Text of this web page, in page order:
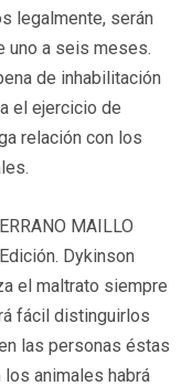
legalmente, serán
uno a seis meses.
de inhabilitación
el ejercicio de
relación con los
MAILLO
Dykinson
el maltrato siempre
fácil distinguirlos
las personas éstas
animales habrá